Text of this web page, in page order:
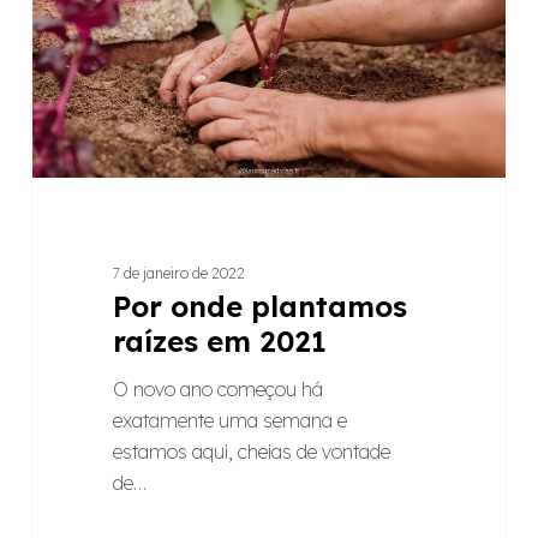
2021
7 de janeiro de 2022
Por onde plantamos
raízes em 2021
O novo ano começou há
exatamente uma semana e
estamos aqui, cheias de vontade
de…